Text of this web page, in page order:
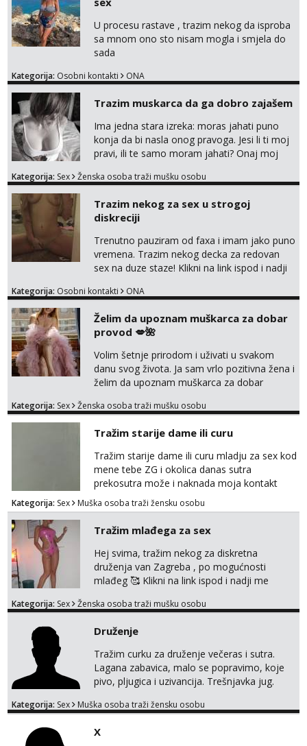
U procesu rastave , trazim nekog da isproba
sa mnom ono sto nisam mogla i smjela do
sada
Kategorija: Osobni kontakti ONA
Trazim muskarca da ga dobro zajašem
Ima jedna stara izreka: moras jahati puno
konja da bi nasla onog pravoga. Jesi li ti moj
pravi, ili te samo moram jahati? Onaj moj
na sexdater link i javi mi se tamo....
Kategorija: Sex Ženska osoba traži mušku osobu
Trazim nekog za sex u strogoj
diskreciji
Trenutno pauziram od faxa i imam jako puno
vremena. Trazim nekog decka za redovan
sex na duze staze! Klikni na link ispod i nadji
Kategorija: Osobni kontakti ONA
Želim da upoznam muškarca za dobar
provod 💋🌺
Volim šetnje prirodom i uživati u svakom
danu svog života. Ja sam vrlo pozitivna žena i
želim da upoznam muškarca za dobar
na link ispod i nadji me tamo, cekam te!
Kategorija: Sex Ženska osoba traži mušku osobu
Tražim starije dame ili curu
Tražim starije dame ili curu mladju za sex kod
mene tebe ZG i okolica danas sutra
prekosutra može i naknada moja kontakt
WhatsApp SMS poziv prednosti imaju starije
091 2504 794
Kategorija: Sex Muška osoba traži žensku osobu
Tražim mlađega za sex
Hej svima, tražim nekog za diskretna
druženja van Zagreba , po mogućnosti
mlađeg 🥰 Klikni na link ispod i nadji me
Kategorija: Sex Ženska osoba traži mušku osobu
Druženje
Tražim curku za druženje večeras i sutra.
Lagana zabavica, malo se popravimo, koje
pivo, pljugica i uzivancija. Trešnjavka jug.
thing of the past We're jammin' And I hope
Kategorija: Sex Muška osoba traži žensku osobu
X